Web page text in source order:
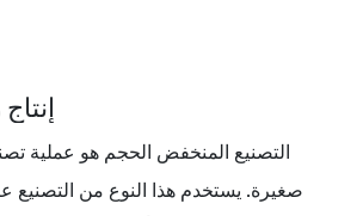
التصنيع المنخفض الحجم هو عملية
صغيرة. يستخدم هذا النوع من التصنيع